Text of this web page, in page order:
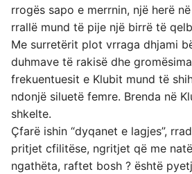
rrogës sapo e merrnin, një herë
rrallë mund të pije një birrë të
Me surretërit plot vrraga dhjami
duhmave të rakisë dhe
frekuentuesit e Klubit mund të
ndonjë siluetë femre. Brenda në
shkelte.
Çfarë ishin “dyqanet e lagjes”,
pritjet cfilitëse, ngritjet që me
ngathëta, raftet bosh ? është